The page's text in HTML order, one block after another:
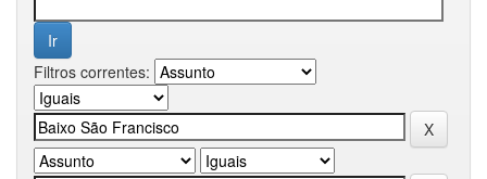
Filtros correntes: